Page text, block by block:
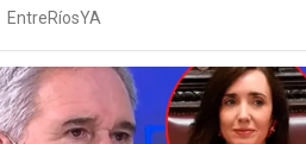
EntreRíosYA